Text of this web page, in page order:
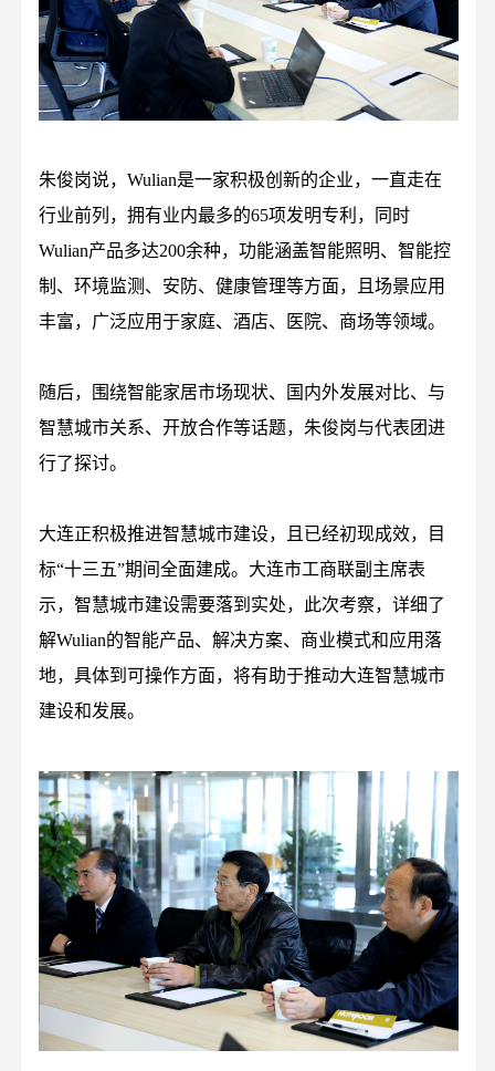
朱俊岗说，Wulian是一家积极创新的企业，一直走在
行业前列，拥有业内最多的65项发明专利，同时
Wulian产品多达200余种，功能涵盖智能照明、智能控
制、环境监测、安防、健康管理等方面，且场景应用
丰富，广泛应用于家庭、酒店、医院、商场等领域。
随后，围绕智能家居市场现状、国内外发展对比、与
智慧城市关系、开放合作等话题，朱俊岗与代表团进
行了探讨。
大连正积极推进智慧城市建设，且已经初现成效，目
标“十三五”期间全面建成。大连市工商联副主席表
示，智慧城市建设需要落到实处，此次考察，详细了
解Wulian的智能产品、解决方案、商业模式和应用落
地，具体到可操作方面，将有助于推动大连智慧城市
建设和发展。